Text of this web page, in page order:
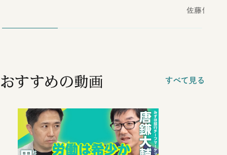
佐藤優
おすすめの動画 すべて見る